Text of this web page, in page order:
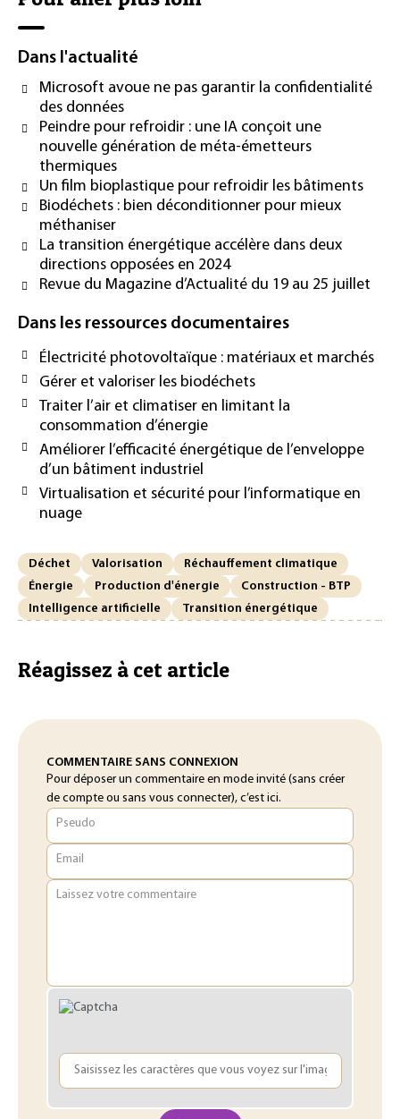
Dans l'actualité
Microsoft avoue ne pas garantir la confidentialité
des données
Peindre pour refroidir : une IA conçoit une
nouvelle génération de méta-émetteurs
thermiques
Un film bioplastique pour refroidir les bâtiments
Biodéchets : bien déconditionner pour mieux
méthaniser
La transition énergétique accélère dans deux
directions opposées en 2024
Revue du Magazine d’Actualité du 19 au 25 juillet
Dans les ressources documentaires
Électricité photovoltaïque : matériaux et marchés
Gérer et valoriser les biodéchets
Traiter l’air et climatiser en limitant la
consommation d’énergie
Améliorer l’efficacité énergétique de l’enveloppe
d’un bâtiment industriel
Virtualisation et sécurité pour l’informatique en
nuage
Déchet Valorisation
Réchauffement climatique
Énergie
Production d'énergie
Construction - BTP
Intelligence artificielle
Transition énergétique
Réagissez à cet article
COMMENTAIRE SANS CONNEXION
Pour déposer un commentaire en mode invité (sans créer
de compte ou sans vous connecter), c’est ici.
Pseudo
Email
Laissez votre commentaire